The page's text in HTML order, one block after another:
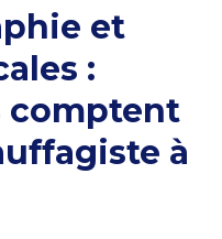
et
:
comptent
à